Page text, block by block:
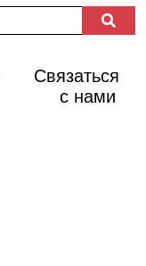
Связаться
с нами